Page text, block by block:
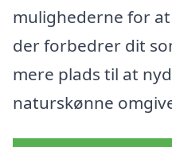
mulighederne for
der forbedrer dit
mere plads til at
naturskønne